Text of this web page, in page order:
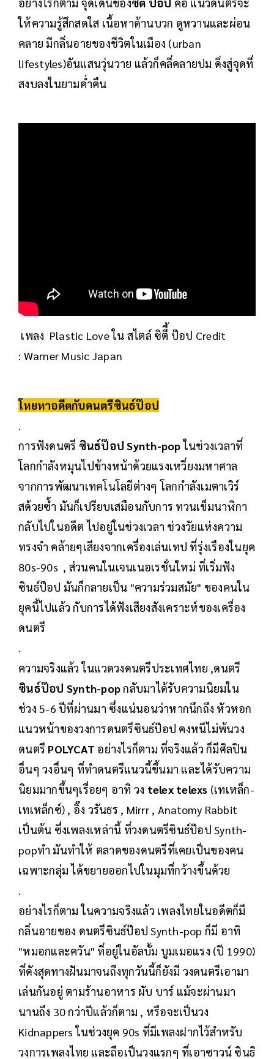
อย่างไรก็ตาม จุดเด่นของซิตี้ ป๊อป คือ แนวดนตรีจะ
ให้ความรู้สึกสดใส เนื้อหาด้านบวก ดูหวานและผ่อน
คลาย มีกลิ่นอายของชีวิตในเมือง (urban
lifestyles)อันแสนวุ่นวาย แล้วก็คลี่คลายปม ดิ่งสู่จุดที่
สงบลงในยามค่ำคืน
เพลง Plastic Love ใน สไตล์ ซิตีี้ ป๊อป Credit
: Warner Music Japan
โหยหาอดีตกับดนตรีซินธ์ป๊อป
.
การฟังดนตรี ซินธ์ป๊อป Synth-popในช่วงเวลาที่
โลกกำลังหมุนไปข้างหน้าด้วยแรงเหวี่ยงมหาศาล
จากการพัฒนาเทคโนโลยีต่างๆ โลกกำลังเมตาเวิร์
สด้วยซ้ำ มันก็เปรียบเสมือนกับการ ทวนเข็มนาฬิกา
กลับไปในอดีต ไปอยู่ในช่วงเวลา ช่วงวัยแห่งความ
ทรงจำ คล้ายๆเสียงจากเครื่องเล่นเทป ที่รุ่งเรืองในยุค
80s-90s , ส่วนคนในเจนเนอเรชั่นใหม่ ที่เริ่มฟัง
ซินธ์ป๊อป มันก็กลายเป็น "ความร่วมสมัย" ของคนใน
ยุคนี้ไปแล้ว กับการได้ฟังเสียงสังเคราะห์ของเครื่อง
ดนตรี
.
ความจริงแล้ว ในแวดวงดนตรีประเทศไทย ,ดนตรี
ซินธ์ป๊อป Synth-popกลับมาได้รับความนิยมใน
ช่วง 5-6 ปีที่ผ่านมา ซึ่งแน่นอนว่าหากนึกถึง หัวหอก
แนวหน้าของวงการดนตรีซินธ์ป๊อป คงหนีไม่พ้นวง
ดนตรี POLYCAT อย่างไรก็ตาม ที่จริงแล้ว ก็มีศิลปิน
อื่นๆ วงอื่นๆ ที่ทำดนตรีแนวนี้ขึ้นมา และได้รับความ
นิยมมากขึ้นๆเรื่อยๆ อาทิ วง telex telexs (เทเหล็ก-
เทเหล็กซ์) , อิ๊ง วรันธร , Mirrr , Anatomy Rabbit
เป็นต้น ซึ่งเพลงเหล่านี้ ที่วงดนตรีซินธ์ป๊อป Synth-
popทำ มันทำให้ ตลาดของดนตรีที่เคยเป็นของคน
เฉพาะกลุ่ม ได้ขยายออกไปในมุมที่กว้างขึ้นด้วย
.
อย่างไรก็ตาม ในความจริงแล้ว เพลงไทยในอดีตก็มี
กลิ่นอายของ ดนตรีซินธ์ป๊อป Synth-pop ก็มี อาทิ
"หมอกและควัน" ที่อยู่ในอัลบั้ม บูมเมอแรง (ปี 1990)
ที่ดังสุดทางฝันมาจนถึงทุกวันนี้ก็ยังมี วงดนตรีเอามา
เล่นกันอยู่ ตามร้านอาหาร ผับ บาร์ แม้จะผ่านมา
นานถึง 30 กว่าปีแล้วก็ตาม , หรือจะเป็นวง
Kidnappers ในช่วงยุค 90s ที่มีเพลงฝากไว้สำหรับ
วงการเพลงไทย และถือเป็นวงแรกๆ ที่เอาซาวน์ ซินธิ